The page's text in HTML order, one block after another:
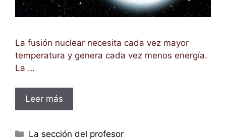
La fusión nuclear necesita cada vez mayor
temperatura y genera cada vez menos energía.
La …
Leer más
Categorías
La sección del profesor